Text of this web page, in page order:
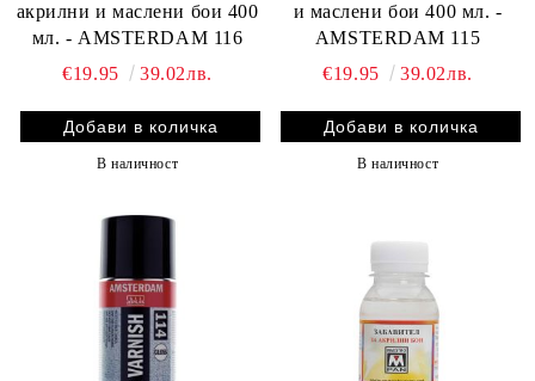
акрилни и маслени бои 400
мл. - AMSTERDAM 116
€19.95
39.02лв.
В наличност
и маслени бои 400 мл. -
AMSTERDAM 115
€19.95
39.02лв.
В наличност